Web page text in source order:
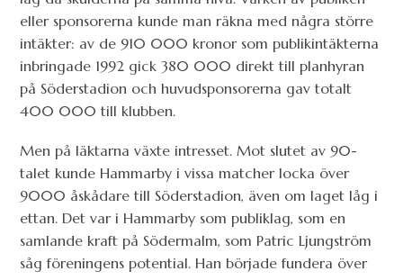
eller sponsorerna kunde man räkna med några större
intäkter: av de 910 000 kronor som publikintäkterna
inbringade 1992 gick 380 000 direkt till planhyran
på Söderstadion och huvudsponsorerna gav totalt
400 000 till klubben.
Men på läktarna växte intresset. Mot slutet av 90-
talet kunde Hammarby i vissa matcher locka över
9000 åskådare till Söderstadion, även om laget låg i
ettan. Det var i Hammarby som publiklag, som en
samlande kraft på Södermalm, som Patric Ljungström
såg föreningens potential. Han började fundera över